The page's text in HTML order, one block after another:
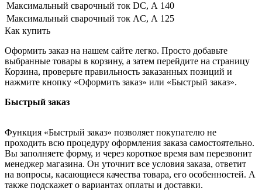
Максимальный сварочный ток DC, А 140
Максимальный сварочный ток AC, А 125
Как купить
Оформить заказ на нашем сайте легко. Просто добавьте
выбранные товары в корзину, а затем перейдите на страницу
Корзина, проверьте правильность заказанных позиций и
нажмите кнопку «Оформить заказ» или «Быстрый заказ».
Быстрый заказ
Функция «Быстрый заказ» позволяет покупателю не
проходить всю процедуру оформления заказа самостоятельно.
Вы заполняете форму, и через короткое время вам перезвонит
менеджер магазина. Он уточнит все условия заказа, ответит
на вопросы, касающиеся качества товара, его особенностей. А
также подскажет о вариантах оплаты и доставки.